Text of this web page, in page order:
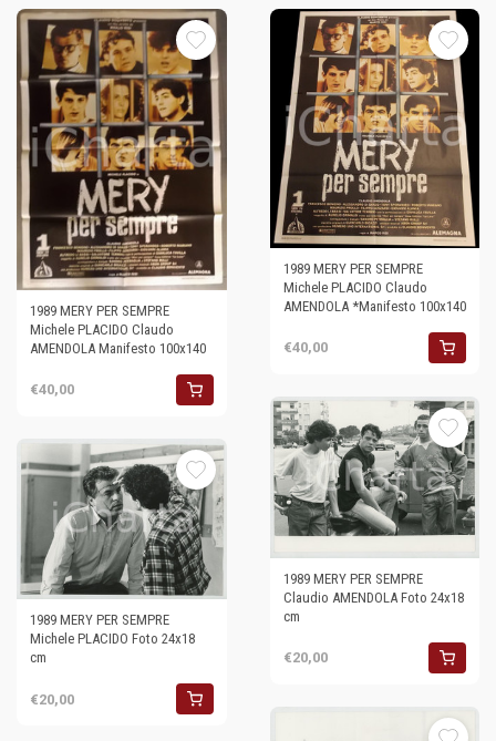
1989 MERY PER SEMPRE
Michele PLACIDO Claudo
AMENDOLA Manifesto 100x140
€40,00
1989 MERY PER SEMPRE
Michele PLACIDO Claudo
AMENDOLA *Manifesto 100x140
€40,00
1989 MERY PER SEMPRE
Claudio AMENDOLA Foto 24x18
cm
€20,00
1989 MERY PER SEMPRE
Michele PLACIDO Foto 24x18
cm
€20,00